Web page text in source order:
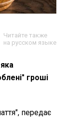
Читайте также
на русском языке
гроші
передає